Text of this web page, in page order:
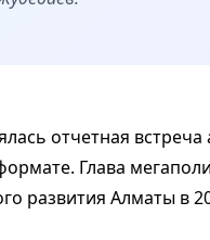
отчетная
Глава
развития Алматы в